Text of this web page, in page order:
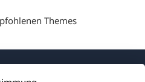
Themes